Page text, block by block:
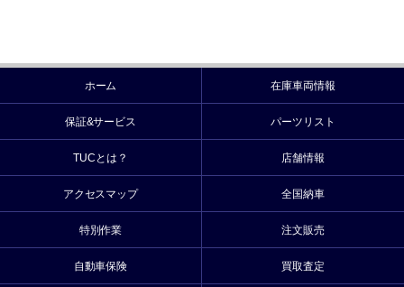
ホーム 在庫車両情報
保証&サービス パーツリスト
TUCとは？ 店舗情報
アクセスマップ 全国納車
特別作業 注文販売
自動車保険 買取査定